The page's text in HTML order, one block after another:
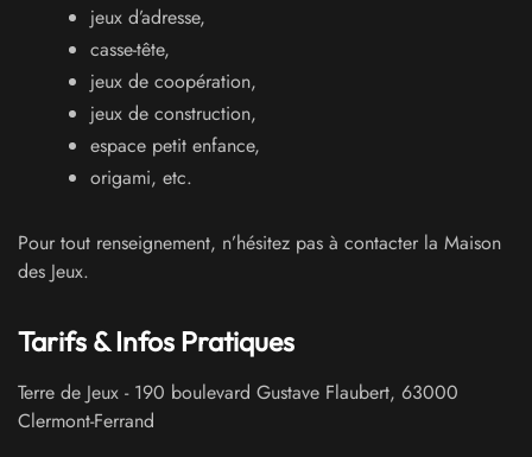
jeux d’adresse,
casse-tête,
jeux de coopération,
jeux de construction,
espace petit enfance,
origami, etc.
Pour tout renseignement, n’hésitez pas à contacter la Maison
des Jeux.
Tarifs & Infos Pratiques
Terre de Jeux - 190 boulevard Gustave Flaubert, 63000
Clermont-Ferrand